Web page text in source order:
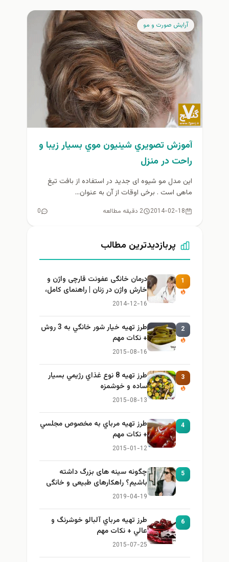
آرايش صورت و مو
آموزش تصويري شينيون موي بسيار زيبا و
راحت در منزل
این مدل مو شیوه ای جدید در استفاده از بافت تیغ
ماهی است . برخی اوقات از آن به عنوان...
2014-02-18 2 دقیقه مطالعه 0
پربازدیدترین مطالب
1
درمان خانگی عفونت قارچی واژن و
خارش واژن در زنان | راهنمای کامل،
ایمن و کاربردی
2014-12-16
2
طرز تهيه خیار شور خانگي به 3 روش
+ نكات مهم
2015-08-16
3
طرز تهيه 8 نوع غذاي رژيمي بسيار
ساده و خوشمزه
2015-08-13
4
طرز تهيه مرباي به مخصوص مجلسي
+ نكات مهم
2015-01-12
5
چگونه سینه های بزرگ داشته
باشیم؟ راهکارهای طبیعی و خانگی
برای بزرگ کردن سینه
2019-04-19
6
طرز تهيه مرباي آلبالو خوشرنگ و
عالي + نكات مهم
2015-07-25